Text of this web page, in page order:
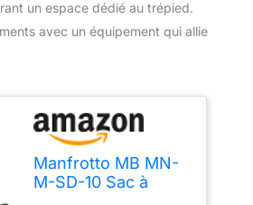
un espace dédié au trépied.
avec un équipement qui allie
Manfrotto MB MN-
M-SD-10 Sac à